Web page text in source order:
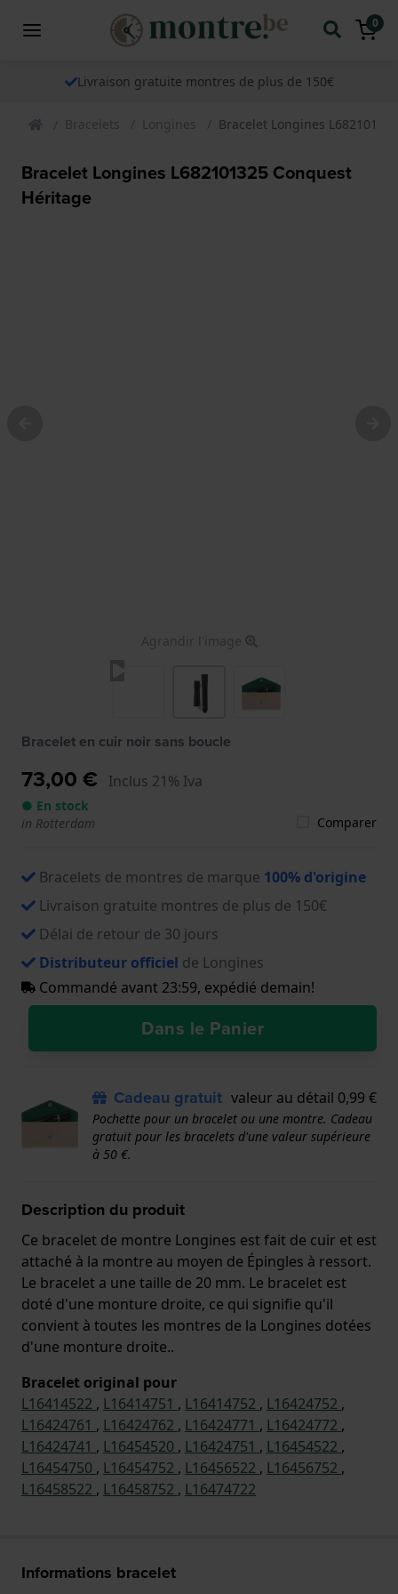
0
Livraison gratuite montres de plus de 150€
Bracelets Longines Bracelet Longines
Bracelet Longines L682101325 Conquest
Héritage
Agrandir l'image
Bracelet en cuir noir sans boucle
73,00 € Inclus 21% Iva
● En stock
in Rotterdam
Comparer
Bracelets de montres de marque 100% d'origine
Livraison gratuite montres de plus de 150€
Délai de retour de 30 jours
Distributeur officiel de Longines
Commandé avant 23:59, expédié demain!
Dans le Panier
Cadeau gratuit valeur au détail 0,99 €
Pochette pour un bracelet ou une montre. Cadeau
gratuit pour les bracelets d'une valeur supérieure
à 50 €.
Description du produit
Ce bracelet de montre Longines est fait de cuir et est
attaché à la montre au moyen de Épingles à ressort.
Le bracelet a une taille de 20 mm. Le bracelet est
doté d'une monture droite, ce qui signifie qu'il
convient à toutes les montres de la Longines dotées
d'une monture droite..
Bracelet original pour
L16414522 , L16414751 , L16414752 , L16424752 ,
L16424761 , L16424762 , L16424771 , L16424772 ,
L16424741 , L16454520 , L16424751 , L16454522 ,
L16454750 , L16454752 , L16456522 , L16456752 ,
L16458522 , L16458752 , L16474722
Informations bracelet